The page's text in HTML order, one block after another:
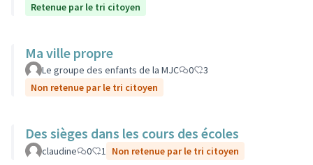
Retenue par le tri citoyen
Ma ville propre
Le groupe des enfants de la MJC 0
3
Non retenue par le tri citoyen
Des sièges dans les cours des écoles
claudine 0 1 Non retenue par le tri citoyen